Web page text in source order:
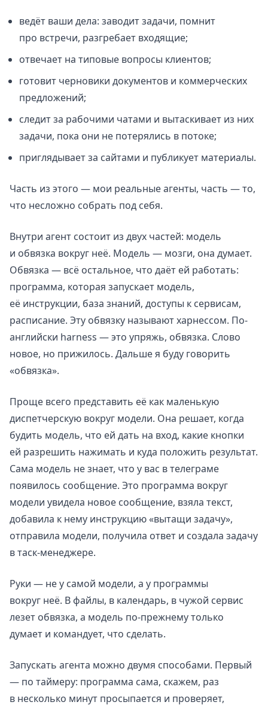
ведёт ваши дела: заводит задачи, помнит
про встречи, разгребает входящие;
отвечает на типовые вопросы клиентов;
готовит черновики документов и коммерческих
предложений;
следит за рабочими чатами и вытаскивает из них
задачи, пока они не потерялись в потоке;
приглядывает за сайтами и публикует материалы.
Часть из этого — мои реальные агенты, часть — то,
что несложно собрать под себя.
Внутри агент состоит из двух частей: модель
и обвязка вокруг неё. Модель — мозги, она думает.
Обвязка — всё остальное, что даёт ей работать:
программа, которая запускает модель,
её инструкции, база знаний, доступы к сервисам,
расписание. Эту обвязку называют харнессом. По-
английски harness — это упряжь, обвязка. Слово
новое, но прижилось. Дальше я буду говорить
«обвязка».
Проще всего представить её как маленькую
диспетчерскую вокруг модели. Она решает, когда
будить модель, что ей дать на вход, какие кнопки
ей разрешить нажимать и куда положить результат.
Сама модель не знает, что у вас в телеграме
появилось сообщение. Это программа вокруг
модели увидела новое сообщение, взяла текст,
добавила к нему инструкцию «вытащи задачу»,
отправила модели, получила ответ и создала задачу
в таск-менеджере.
Руки — не у самой модели, а у программы
вокруг неё. В файлы, в календарь, в чужой сервис
лезет обвязка, а модель по-прежнему только
думает и командует, что сделать.
Запускать агента можно двумя способами. Первый
— по таймеру: программа сама, скажем, раз
в несколько минут просыпается и проверяет,